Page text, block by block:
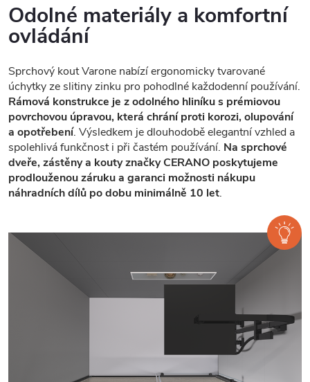
Odolné materiály a komfortní
ovládání
Sprchový kout Varone nabízí ergonomicky tvarované
úchytky ze slitiny zinku pro pohodlné každodenní používání.
Rámová konstrukce je z odolného hliníku s prémiovou
povrchovou úpravou, která chrání proti korozi, olupování
a opotřebení. Výsledkem je dlouhodobě elegantní vzhled a
spolehlivá funkčnost i při častém používání. Na sprchové
dveře, zástěny a kouty značky CERANO poskytujeme
prodlouženou záruku a garanci možnosti nákupu
náhradních dílů po dobu minimálně 10 let.